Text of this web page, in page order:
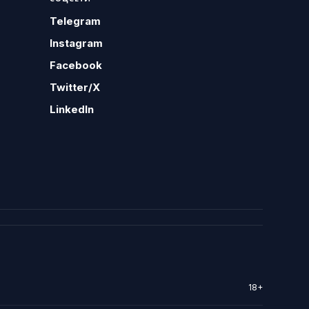
Telegram
Instagram
Facebook
Twitter/X
LinkedIn
18+